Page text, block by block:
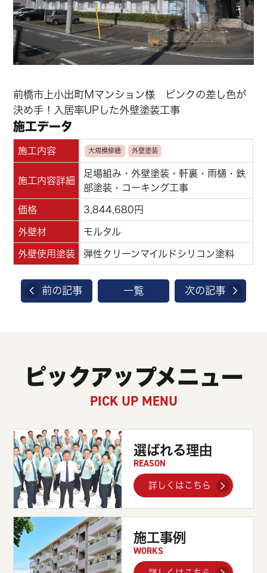
前橋市上小出町Ｍマンション様 ピンクの差し色が
決め手！入居率UPした外壁塗装工事
施工データ
施工内容 大規模修繕 外壁塗装
施工内容詳細
足場組み・外壁塗装・軒裏・雨樋・鉄
部塗装・コーキング工事
価格 3,844,680円
外壁材 モルタル
外壁使用塗装 弾性クリーンマイルドシリコン塗料
前の記事 一覧 次の記事
ピックアップメニュー
PICK UP MENU
選ばれる理由
REASON
詳しくはこちら
施工事例
WORKS